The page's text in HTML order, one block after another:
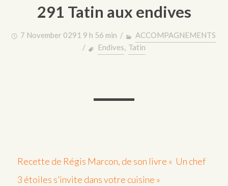
291 Tatin aux endives
7 November 0291 9 h 56 min /
ACCOMPAGNEMENTS
/
Endives, Tatin
Recette de Régis Marcon, de son livre « Un chef
3 étoiles s’invite dans votre cuisine »